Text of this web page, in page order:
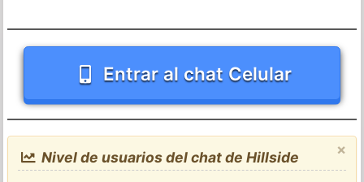
Entrar al chat Celular
×
Nivel de usuarios del chat de Hillside